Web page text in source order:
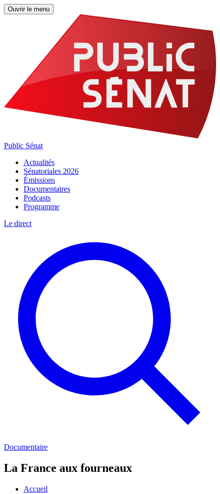
Ouvrir le menu
Public Sénat
Actualités
Sénatoriales 2026
Émissions
Documentaires
Podcasts
Programme
Le direct
Documentaire
La France aux fourneaux
Accueil